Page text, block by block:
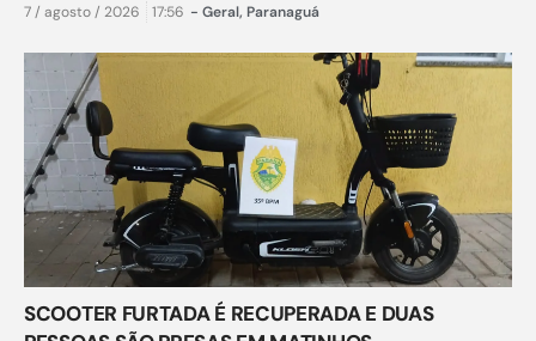
7 / agosto / 2026 17:56 - Geral, Paranaguá
SCOOTER FURTADA É RECUPERADA E DUAS